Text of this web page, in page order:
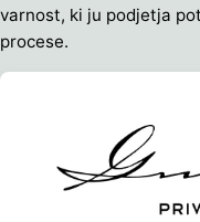
varnost, ki ju podjetja
procese.